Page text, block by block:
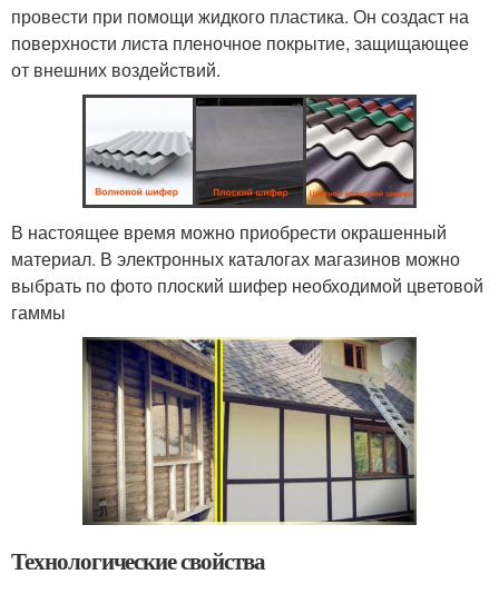
провести при помощи жидкого пластика. Он создаст на
поверхности листа пленочное покрытие, защищающее
от внешних воздействий.
В настоящее время можно приобрести окрашенный
материал. В электронных каталогах магазинов можно
выбрать по фото плоский шифер необходимой цветовой
гаммы
Технологические свойства